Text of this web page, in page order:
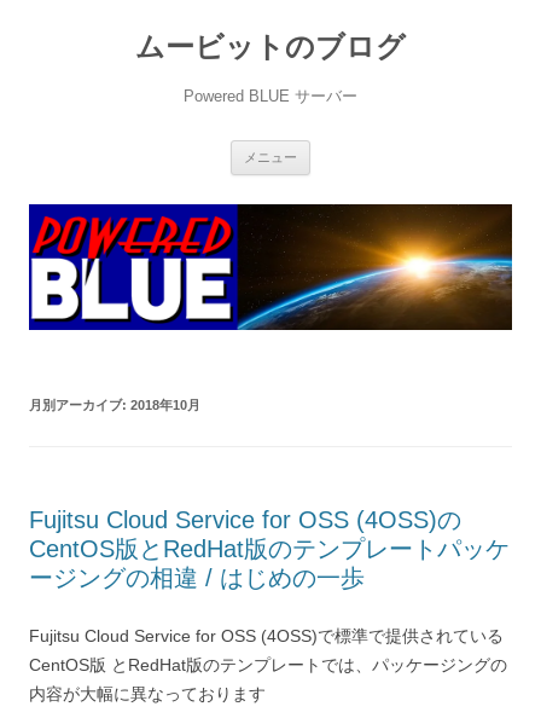
ムービットのブログ
Powered BLUE サーバー
メニュー
ツ
ッ
プ
月別アーカイブ: 2018年10月
Fujitsu Cloud Service for OSS (4OSS)の
CentOS版とRedHat版のテンプレートパッケ
ージングの相違 / はじめの一歩
Fujitsu Cloud Service for OSS (4OSS)で標準で提供されている
CentOS版 とRedHat版のテンプレートでは、パッケージングの
内容が大幅に異なっております